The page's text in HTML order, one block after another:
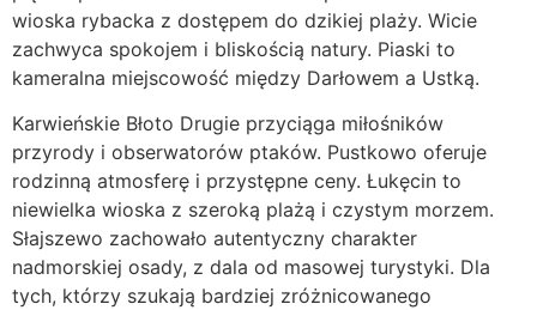
wioska rybacka z dostępem do dzikiej plaży. Wicie
zachwyca spokojem i bliskością natury. Piaski to
kameralna miejscowość między Darłowem a Ustką.
Karwieńskie Błoto Drugie przyciąga miłośników
przyrody i obserwatorów ptaków. Pustkowo oferuje
rodzinną atmosferę i przystępne ceny. Łukęcin to
niewielka wioska z szeroką plażą i czystym morzem.
Słajszewo zachowało autentyczny charakter
nadmorskiej osady, z dala od masowej turystyki. Dla
tych, którzy szukają bardziej zróżnicowanego